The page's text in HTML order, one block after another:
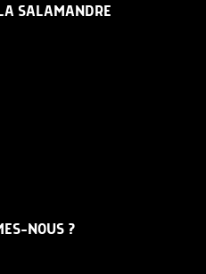
SALAMANDRE
NOUS ?